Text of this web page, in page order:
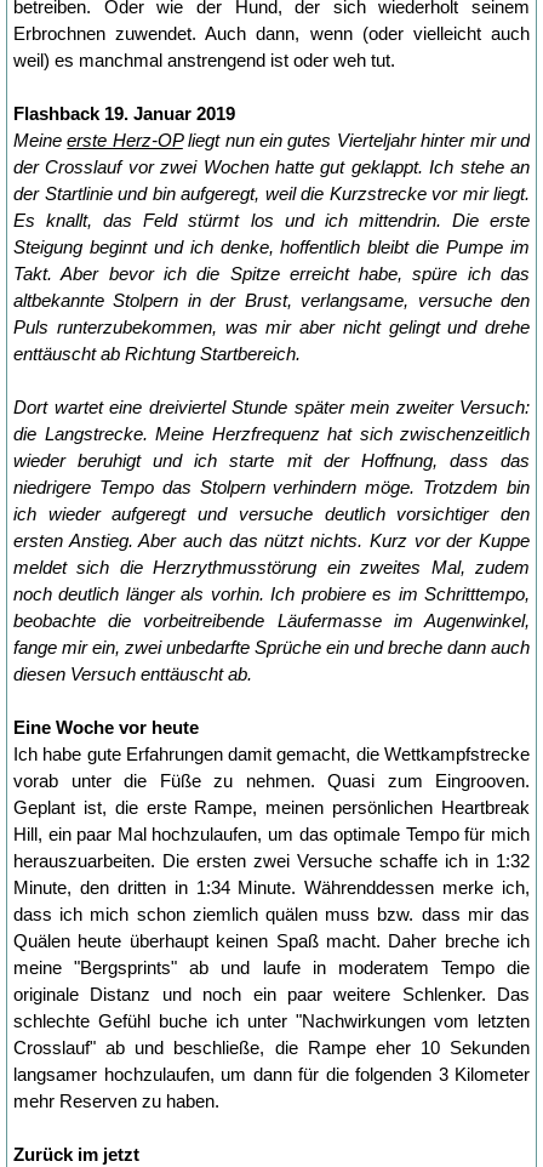
betreiben. Oder wie der Hund, der sich wiederholt seinem
Erbrochnen zuwendet. Auch dann, wenn (oder vielleicht auch
weil) es manchmal anstrengend ist oder weh tut.
Flashback 19. Januar 2019
Meineerste Herz-OPliegt nun ein gutes Vierteljahr hinter mir und
der Crosslauf vor zwei Wochen hatte gut geklappt. Ich stehe an
der Startlinie und bin aufgeregt, weil die Kurzstrecke vor mir liegt.
Es knallt, das Feld stürmt los und ich mittendrin. Die erste
Steigung beginnt und ich denke, hoffentlich bleibt die Pumpe im
Takt. Aber bevor ich die Spitze erreicht habe, spüre ich das
altbekannte Stolpern in der Brust, verlangsame, versuche den
Puls runterzubekommen, was mir aber nicht gelingt und drehe
enttäuscht ab Richtung Startbereich.
Dort wartet eine dreiviertel Stunde später mein zweiter Versuch:
die Langstrecke. Meine Herzfrequenz hat sich zwischenzeitlich
wieder beruhigt und ich starte mit der Hoffnung, dass das
niedrigere Tempo das Stolpern verhindern möge. Trotzdem bin
ich wieder aufgeregt und versuche deutlich vorsichtiger den
ersten Anstieg. Aber auch das nützt nichts. Kurz vor der Kuppe
meldet sich die Herzrythmusstörung ein zweites Mal, zudem
noch deutlich länger als vorhin. Ich probiere es im Schritttempo,
beobachte die vorbeitreibende Läufermasse im Augenwinkel,
fange mir ein, zwei unbedarfte Sprüche ein und breche dann auch
diesen Versuch enttäuscht ab.
Eine Woche vor heute
Ich habe gute Erfahrungen damit gemacht, die Wettkampfstrecke
vorab unter die Füße zu nehmen. Quasi zum Eingrooven.
Geplant ist, die erste Rampe, meinen persönlichen Heartbreak
Hill, ein paar Mal hochzulaufen, um das optimale Tempo für mich
herauszuarbeiten. Die ersten zwei Versuche schaffe ich in 1:32
Minute, den dritten in 1:34 Minute. Währenddessen merke ich,
dass ich mich schon ziemlich quälen muss bzw. dass mir das
Quälen heute überhaupt keinen Spaß macht. Daher breche ich
meine "Bergsprints" ab und laufe in moderatem Tempo die
originale Distanz und noch ein paar weitere Schlenker. Das
schlechte Gefühl buche ich unter "Nachwirkungen vom letzten
Crosslauf" ab und beschließe, die Rampe eher 10 Sekunden
langsamer hochzulaufen, um dann für die folgenden 3 Kilometer
mehr Reserven zu haben.
Zurück im jetzt